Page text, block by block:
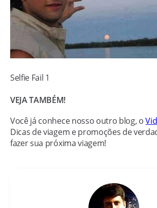
Selfie Fail 1
VEJA TAMBÉM!
Você já conhece nosso outro blog, o
Dicas de viagem e promoções de
fazer sua próxima viagem!